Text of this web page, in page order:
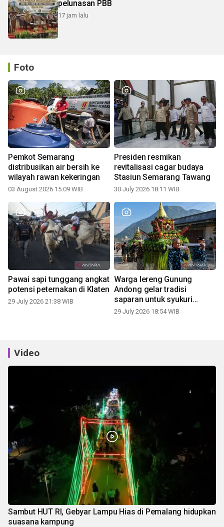
pelunasan PBB
17 jam lalu
Foto
Pemkot Semarang
distribusikan air bersih ke
wilayah rawan kekeringan
03 August 2026 15:09 WIB
Presiden resmikan
revitalisasi cagar budaya
Stasiun Semarang Tawang
30 July 2026 18:11 WIB
Pawai sapi tunggang angkat
potensi peternakan di Klaten
29 July 2026 21:38 WIB
Warga lereng Gunung
Andong gelar tradisi
saparan untuk syukuri
panen
29 July 2026 18:54 WIB
Video
Sambut HUT RI, Gebyar Lampu Hias di Pemalang hidupkan
suasana kampung